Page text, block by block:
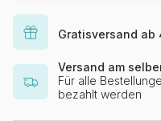
Gratisversand ab
Versand am
Für alle
bezahlt werden